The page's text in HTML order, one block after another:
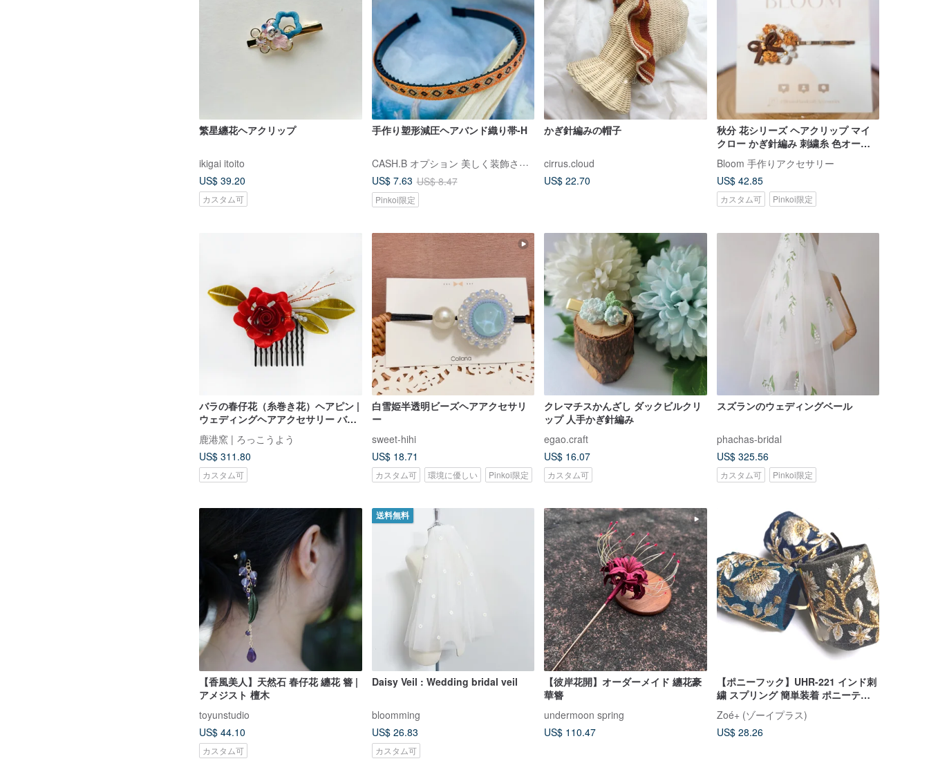
繁星纏花ヘアクリップ
ikigai itoito
US$ 39.20
カスタム可
手作り塑形減圧ヘアバンド織り帯-H
CASH.B オプション 美しく装飾されたカタツムリの手作り
US$ 7.63 US$ 8.47
Pinkoi限定
かぎ針編みの帽子
cirrus.cloud
US$ 22.70
秋分 花シリーズ ヘアクリップ マイ
クロー かぎ針編み 刺繍糸 色オーダ
ー可
Bloom 手作りアクセサリー
US$ 42.85
カスタム可 Pinkoi限定
バラの春仔花（糸巻き花）ヘアピン |
ウェディングヘアアクセサリー バレ
ンタインギフト
鹿港窯 | ろっこうよう
US$ 311.80
カスタム可
白雪姫半透明ビーズヘアアクセサリ
ー
sweet-hihi
US$ 18.71
カスタム可 環境に優しい Pinkoi限定
クレマチスかんざし ダックビルクリ
ップ 人手かぎ針編み
egao.craft
US$ 16.07
カスタム可
スズランのウェディングベール
phachas-bridal
US$ 325.56
カスタム可 Pinkoi限定
【香風美人】天然石 春仔花 纏花 簪 |
アメジスト 檀木
toyunstudio
US$ 44.10
カスタム可
送料無料
Daisy Veil : Wedding bridal veil
bloomming
US$ 26.83
カスタム可
【彼岸花開】オーダーメイド 纏花豪
華簪
undermoon spring
US$ 110.47
【ポニーフック】UHR-221 インド刺
繍 スプリング 簡単装着 ポニーテー
ルにはさむだけ ヘアーアクセサリー
Zoé+ (ゾーイプラス)
US$ 28.26